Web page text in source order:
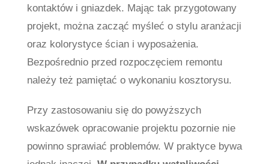
kontaktów i gniazdek. Mając tak przygotowany
projekt, można zacząć myśleć o stylu aranżacji
oraz kolorystyce ścian i wyposażenia.
Bezpośrednio przed rozpoczęciem remontu
należy też pamiętać o wykonaniu kosztorysu.
Przy zastosowaniu się do powyższych
wskazówek opracowanie projektu pozornie nie
powinno sprawiać problemów. W praktyce bywa